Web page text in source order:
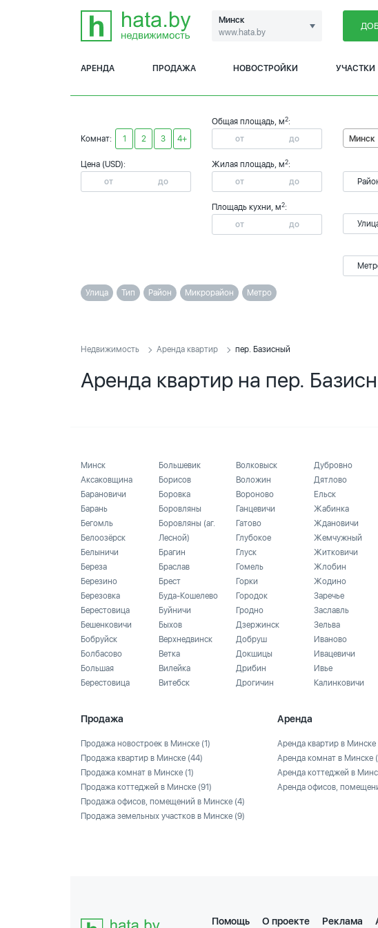
Минск
www.hata.by
АРЕНДА ПРОДАЖА НОВОСТРОЙКИ УЧАСТКИ
Комнат: 1 2 3 4+
Цена (USD):
Общая площадь, м2:
Жилая площадь, м2:
Площадь кухни, м2:
Минск
Улица Тип Район Микрорайон Метро
Недвижимость Аренда квартир пер. Базисный
Аренда квартир на пер.
Минск
Аксаковщина
Барановичи
Барань
Бегомль
Белоозёрск
Белыничи
Береза
Березино
Березовка
Берестовица
Бешенковичи
Бобруйск
Болбасово
Большая
Берестовица
Большевик
Борисов
Боровка
Боровляны
Боровляны (аг.
Лесной)
Брагин
Браслав
Брест
Буда-Кошелево
Буйничи
Быхов
Верхнедвинск
Ветка
Вилейка
Витебск
Волковыск
Воложин
Вороново
Ганцевичи
Гатово
Глубокое
Глуск
Гомель
Горки
Городок
Гродно
Дзержинск
Добруш
Докшицы
Дрибин
Дрогичин
Дубровно
Дятлово
Ельск
Жабинка
Ждановичи
Жемчужный
Житковичи
Жлобин
Жодино
Заречье
Заславль
Зельва
Иваново
Ивацевичи
Ивье
Калинковичи
Продажа
Продажа новостроек в Минске (1)
Продажа квартир в Минске (44)
Продажа комнат в Минске (1)
Продажа коттеджей в Минске (91)
Продажа офисов, помещений в Минске (4)
Продажа земельных участков в Минске (9)
Аренда
Аренда квартир в Минске
Аренда комнат в Минске
Аренда коттеджей в
Аренда офисов,
Помощь О проекте Реклама